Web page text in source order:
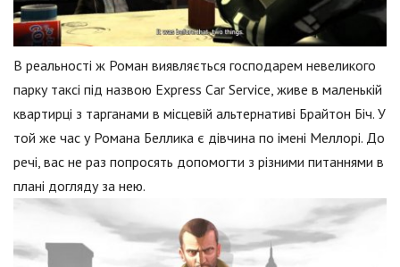
В реальності ж Роман виявляється господарем невеликого
парку таксі під назвою Express Car Service, живе в маленькій
квартирці з тарганами в місцевій альтернативі Брайтон Біч. У
той же час у Романа Беллика є дівчина по імені Меллорі. До
речі, вас не раз попросять допомогти з різними питаннями в
плані догляду за нею.